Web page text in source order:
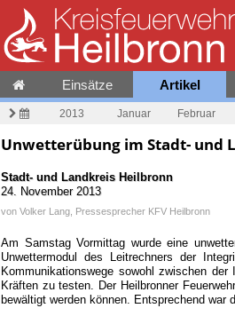
Einsätze Artikel
2013 Januar Februar
Unwetterübung im Stadt- und
Stadt- und Landkreis Heilbronn
24. November 2013
von Volker Lang, Pressesprecher KFV Heilbronn
Am Samstag Vormittag wurde eine
Unwettermodul des Leitrechners der
Kommunikationswege sowohl zwischen
Kräften zu testen. Der Heilbronner
bewältigt werden können. Entsprechend war